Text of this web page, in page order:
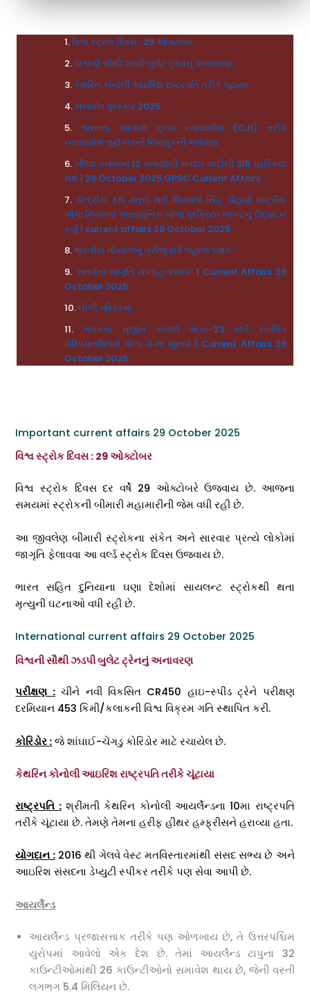
વિશ્વ સ્ટ્રોક દિવસ : 29 ઓક્ટોબર
વિશ્વની સૌથી ઝડપી બુલેટ ટ્રેનનું અનાવરણ
કેથરિન કોનોલી આઇરિશ રાષ્ટ્રપતિ તરીકે ચૂંટાયા
સખારોવ પુરસ્કાર 2025
ભારતના આગામી મુખ્ય ન્યાયાધીશ (CJI) તરીકે
ન્યાયાધીશ સૂર્યકાંતની નિમણૂકની ભલામણ
બીજા તબક્કામાં 12 રાજ્યોની મતદાર યાદીની SIR પ્રક્રિયા
થશે | 29 October 2025 GPSC Current Affairs
કેન્દ્રીય કૃષિ મંત્રી શ્રી શિવરાજ સિંહ ચૌહાણે રાષ્ટ્રીય
બીજ નિગમના અત્યાધુનિક બીજ પ્રક્રિયા પ્લાન્ટનું ઉદ્ઘાટન
કર્યું | current affairs 29 October 2025
ભારતીય નૌકાદળનું ત્રીજું સર્વે જહાજ ‘ઇક્ષક’
‘સતર્કતા જાગૃતિ સપ્તાહ-૨૦૨૫’ | Current Affairs 29
October 2025
લીલી પરિક્રમા
ભારતના સુજીત કલ્કલે અંડર-23 વર્લ્ડ રેસલિંગ
ચેમ્પિયનશિપમાં ગોલ્ડ મેડલ જીત્યો | Current Affairs 29
October 2025
Important current affairs 29 October 2025
વિશ્વ સ્ટ્રોક દિવસ : 29 ઓક્ટોબર
વિશ્વ સ્ટ્રોક દિવસ દર વર્ષે 29 ઓક્ટોબરે ઉજવાય છે. આજના
સમયમાં સ્ટ્રોકની બીમારી મહામારીની જેમ વધી રહી છે.
આ જીવલેણ બીમારી સ્ટ્રોકના સંકેત અને સારવાર પ્રત્યે લોકોમાં
જાગૃતિ ફેલાવવા આ વર્લ્ડ સ્ટ્રોક દિવસ ઉજવાય છે.
ભારત સહિત દુનિયાના ઘણા દેશોમાં સાયલન્ટ સ્ટ્રોકથી થતા
મૃત્યુની ઘટનાઓ વધી રહી છે.
International current affairs 29 October 2025
વિશ્વની સૌથી ઝડપી બુલેટ ટ્રેનનું અનાવરણ
પરીક્ષણ :ચીને નવી વિકસિત CR450 હાઇ-સ્પીડ ટ્રેને પરીક્ષણ
દરમિયાન 453 કિમી/કલાકની વિશ્વ વિક્રમ ગતિ સ્થાપિત કરી.
કોરિડોર : જે શાંઘાઈ-ચેંગડુ કોરિડોર માટે રચાયેલ છે.
કેથરિન કોનોલી આઇરિશ રાષ્ટ્રપતિ તરીકે ચૂંટાયા
રાષ્ટ્રપતિ :શ્રીમતી કેથરિન કોનોલી આયર્લેન્ડના 10મા રાષ્ટ્રપતિ
તરીકે ચૂંટાયા છે. તેમણે તેમના હરીફ હીથર હમ્ફ્રીસને હરાવ્યા હતા.
યોગદાન :2016 થી ગેલવે વેસ્ટ મતવિસ્તારમાંથી સંસદ સભ્ય છે અને
આઇરિશ સંસદના ડેપ્યુટી સ્પીકર તરીકે પણ સેવા આપી છે.
આયર્લેન્ડ
આયર્લેન્ડ પ્રજાસત્તાક તરીકે પણ ઓળખાય છે, તે ઉત્તરપશ્ચિમ
યુરોપમાં આવેલો એક દેશ છે. તેમાં આયર્લેન્ડ ટાપુના 32
કાઉન્ટીઓમાંથી 26 કાઉન્ટીઓનો સમાવેશ થાય છે, જેની વસ્તી
લગભગ 5.4 મિલિયન છે.